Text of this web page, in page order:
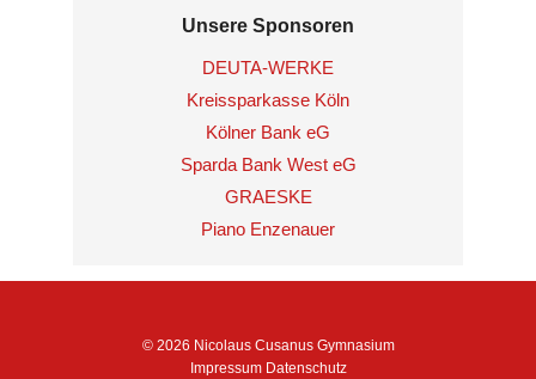
Unsere Sponsoren
DEUTA-WERKE
Kreissparkasse Köln
Kölner Bank eG
Sparda Bank West eG
GRAESKE
Piano Enzenauer
© 2026 Nicolaus Cusanus Gymnasium
Impressum Datenschutz